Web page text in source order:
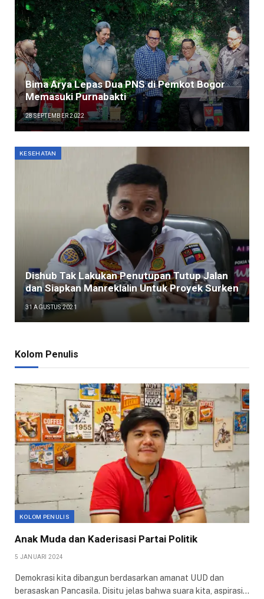
Bima Arya Lepas Dua PNS di Pemkot Bogor
Memasuki Purnabakti
28 SEPTEMBER 2022
KESEHATAN
Dishub Tak Lakukan Penutupan Tutup Jalan
dan Siapkan Manreklalin Untuk Proyek Surken
31 AGUSTUS 2021
Kolom Penulis
KOLOM PENULIS
Anak Muda dan Kaderisasi Partai Politik
5 JANUARI 2024
Demokrasi kita dibangun berdasarkan amanat UUD dan
berasaskan Pancasila. Disitu jelas bahwa suara kita, aspirasi…